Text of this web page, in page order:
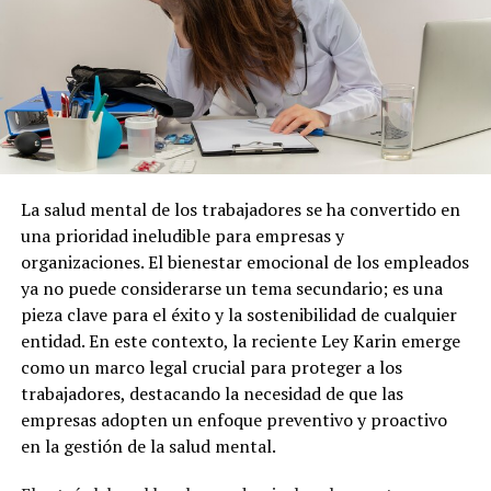
Post Views: 1.288
La salud mental de los trabajadores se ha convertido en
una prioridad ineludible para empresas y
organizaciones. El bienestar emocional de los empleados
ya no puede considerarse un tema secundario; es una
pieza clave para el éxito y la sostenibilidad de cualquier
entidad. En este contexto, la reciente Ley Karin emerge
como un marco legal crucial para proteger a los
trabajadores, destacando la necesidad de que las
empresas adopten un enfoque preventivo y proactivo
en la gestión de la salud mental.